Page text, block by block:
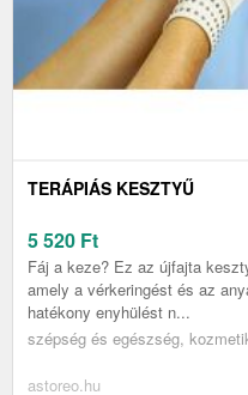
TERÁPIÁS KESZTYŰ
5 520 Ft
Fáj a keze? Ez az újfajta
amely a vérkeringést és az
hatékony enyhülést n...
szépség és egészség,
astoreo.hu